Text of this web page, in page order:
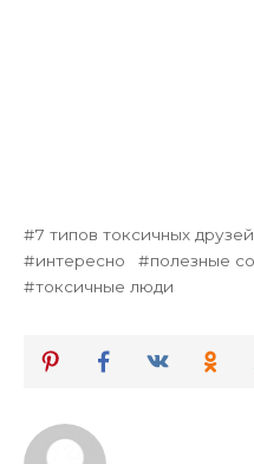
7 типов токсичных
интересно
полезные
токсичные люди